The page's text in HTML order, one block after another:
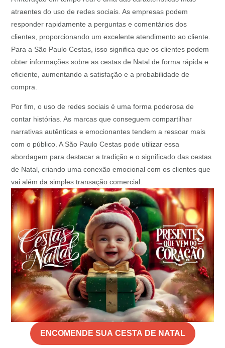
atraentes do uso de redes sociais. As empresas podem
responder rapidamente a perguntas e comentários dos
clientes, proporcionando um excelente atendimento ao cliente.
Para a São Paulo Cestas, isso significa que os clientes podem
obter informações sobre as cestas de Natal de forma rápida e
eficiente, aumentando a satisfação e a probabilidade de
compra.
Por fim, o uso de redes sociais é uma forma poderosa de
contar histórias. As marcas que conseguem compartilhar
narrativas autênticas e emocionantes tendem a ressoar mais
com o público. A São Paulo Cestas pode utilizar essa
abordagem para destacar a tradição e o significado das cestas
de Natal, criando uma conexão emocional com os clientes que
vai além da simples transação comercial.
ENCOMENDE SUA CESTA DE NATAL